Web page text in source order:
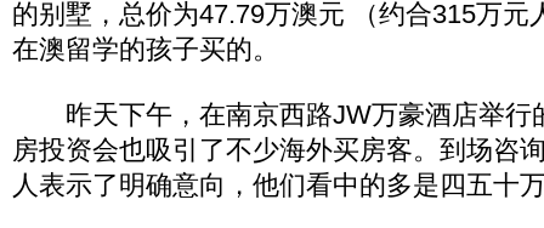
的别墅，总价为47.79万澳元 （约合315万元
在澳留学的孩子买的。
昨天下午，在南京西路JW万豪酒店举行
房投资会也吸引了不少海外买房客。到场咨
人表示了明确意向，他们看中的多是四五十